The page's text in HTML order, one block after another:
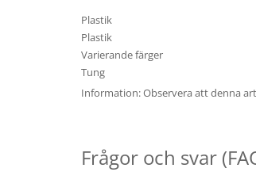
Plastik
Plastik
Varierande färger
Tung
Information: Observera att denna
Frågor och svar